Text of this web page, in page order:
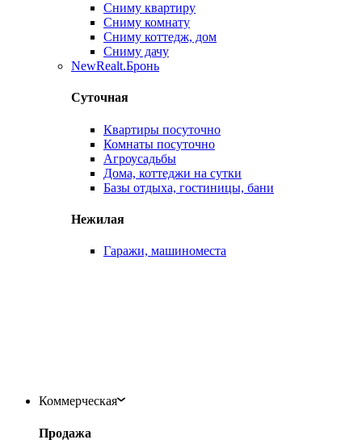
Сниму квартиру
Сниму комнату
Сниму коттедж, дом
Сниму дачу
NewRealt.Бронь
Суточная
Квартиры посуточно
Комнаты посуточно
Агроусадьбы
Дома, коттеджи на сутки
Базы отдыха, гостиницы, бани
Нежилая
Гаражи, машиноместа
Коммерческая
Продажа